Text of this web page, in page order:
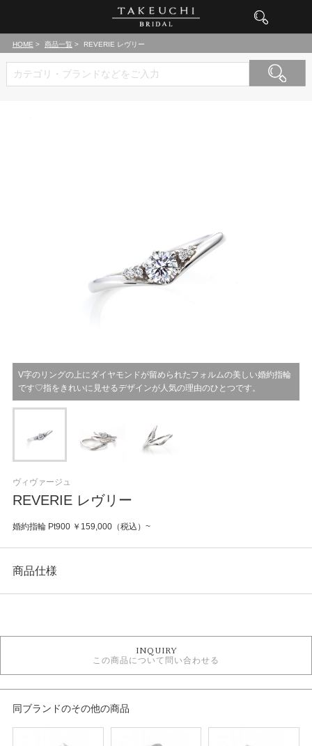
HOME 商品一覧 REVERIE レヴリー
V字のリングの上にダイヤモンドが留められたフォルムの美しい婚約指輪
です♡指をきれいに見せるデザインが人気の理由のひとつです。
ヴィヴァージュ
REVERIE レヴリー
婚約指輪 Pt900 ￥159,000（税込）~
商品仕様
婚約指輪
婚約指輪 サイドメレ
婚約指輪 V字･U字
婚約指輪 プラチナカラー
INQUIRY
この商品について問い合わせる
同ブランドのその他の商品